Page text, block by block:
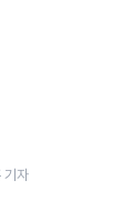
기자